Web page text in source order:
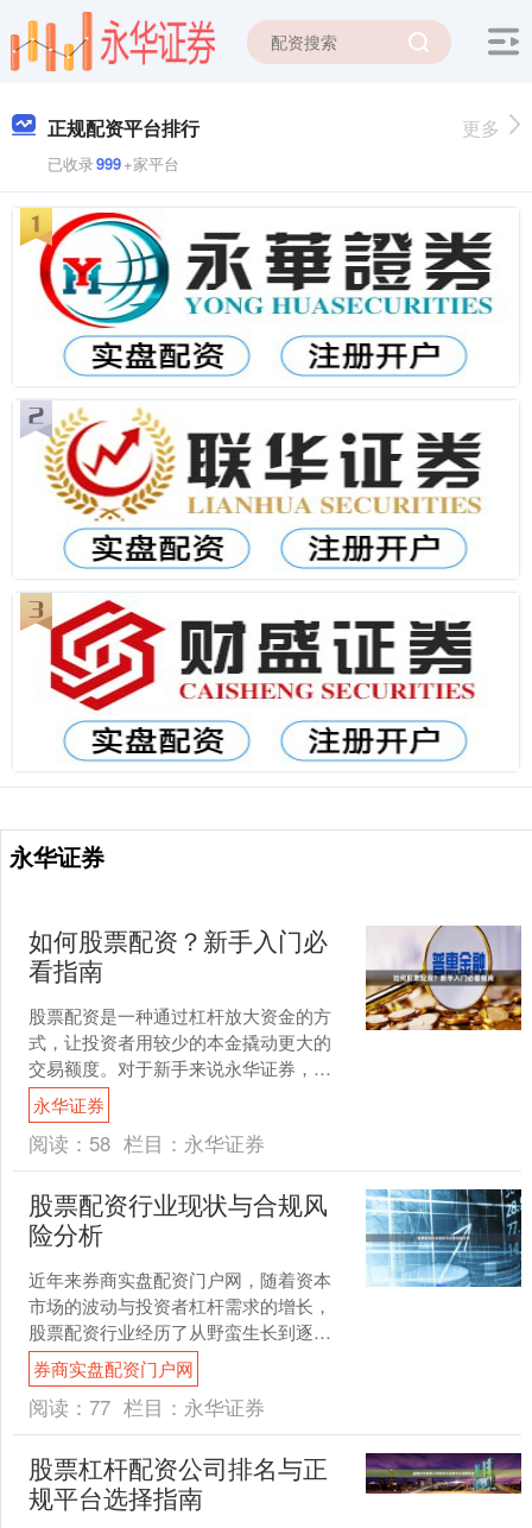
正规配资平台排行
已收录999+家平台
更多
永华证券
如何股票配资？新手入门必
看指南
股票配资是一种通过杠杆放大资金的方
式，让投资者用较少的本金撬动更大的
交易额度。对于新手来说永华证券，理
解配资的基本逻辑、风险控制和操作步
骤至关重要。本文将从零开....
永华证券
阅读： 58 栏目： 永华证券
股票配资行业现状与合规风
险分析
近年来券商实盘配资门户网，随着资本
市场的波动与投资者杠杆需求的增长，
股票配资行业经历了从野蛮生长到逐步
规范的过程。然而，在监管趋严的背景
下，该行业仍存在诸多合规....
券商实盘配资门户网
阅读： 77 栏目： 永华证券
股票杠杆配资公司排名与正
规平台选择指南